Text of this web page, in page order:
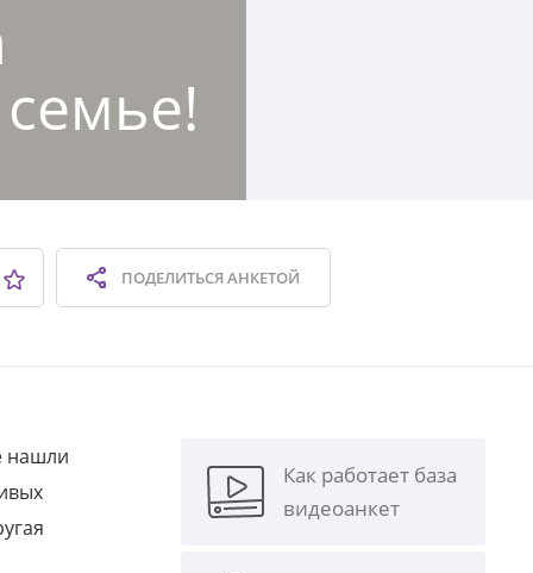
ПОДЕЛИТЬСЯАНКЕТОЙ
нашли
Как работает база
видеоанкет